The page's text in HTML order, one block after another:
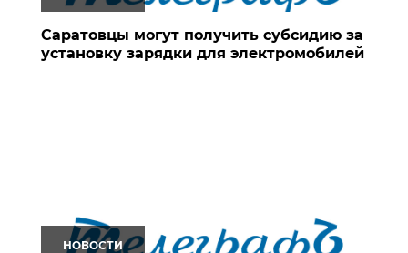
Саратовцы могут получить субсидию за
установку зарядки для электромобилей
НОВОСТИ